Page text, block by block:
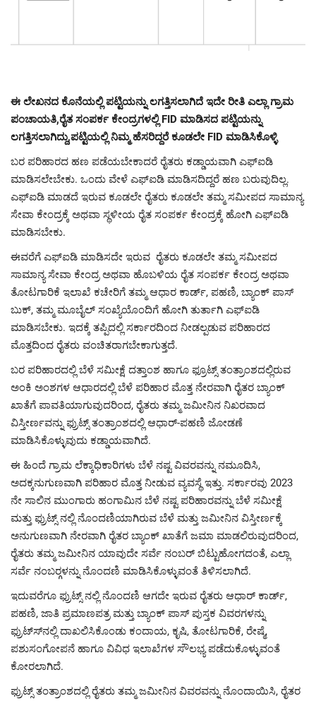
ಈ ಲೇಖನದ ಕೊನೆಯಲ್ಲಿ ಪಟ್ಟಿಯನ್ನು ಲಗತ್ತಿಸಲಾಗಿದೆ ಇದೇ ರೀತಿ ಎಲ್ಲಾ ಗ್ರಾಮ
ಪಂಚಾಯತಿ,ರೈತ ಸಂಪರ್ಕ ಕೇಂದ್ರಗಳಲ್ಲಿ FID ಮಾಡಿಸದ ಪಟ್ಟಿಯನ್ನು
ಲಗತ್ತಿಸಲಾಗಿದ್ದು,ಪಟ್ಟಿಯಲ್ಲಿ ನಿಮ್ಮ ಹೆಸರಿದ್ದರೆ ಕೂಡಲೇ FID ಮಾಡಿಸಿಕೊಳ್ಳಿ
ಬರ ಪರಿಹಾರದ ಹಣ ಪಡೆಯಬೇಕಾದರೆ ರೈತರು ಕಡ್ಡಾಯವಾಗಿ ಎಫ್‌ಐಡಿ
ಮಾಡಿಸಲೇಬೇಕು. ಒಂದು ವೇಳೆ ಎಫ್‌ಐಡಿ ಮಾಡಿಸದಿದ್ದರೆ ಹಣ ಬರುವುದಿಲ್ಲ.
ಎಫ್‌ಐಡಿ ಮಾಡದೆ ಇರುವ ಕೂಡಲೇ ರೈತರು ಕೂಡಲೇ ತಮ್ಮ ಸಮೀಪದ ಸಾಮಾನ್ಯ
ಸೇವಾ ಕೇಂದ್ರಕ್ಕೆ ಅಥವಾ ಸ್ಥಳೀಯ ರೈತ ಸಂಪರ್ಕ ಕೇಂದ್ರಕ್ಕೆ ಹೋಗಿ ಎಫ್‌ಐಡಿ
ಮಾಡಿಸಬೇಕು.
ಈವರೆಗೆ ಎಫ್‌ಐಡಿ ಮಾಡಿಸದೇ ಇರುವ ರೈತರು ಕೂಡಲೇ ತಮ್ಮ ಸಮೀಪದ
ಸಾಮಾನ್ಯ ಸೇವಾ ಕೇಂದ್ರ ಅಥವಾ ಹೊಬಳಿಯ ರೈತ ಸಂಪರ್ಕ ಕೇಂದ್ರ ಅಥವಾ
ತೋಟಗಾರಿಕೆ ಇಲಾಖೆ ಕಚೇರಿಗೆ ತಮ್ಮ ಆಧಾರ ಕಾರ್ಡ್​, ಪಹಣಿ, ಬ್ಯಾಂಕ್ ಪಾಸ್
ಬುಕ್, ತಮ್ಮ ಮೂಬೈಲ್ ಸಂಖ್ಯೆಯೊಂದಿಗೆ ಹೋಗಿ ತುರ್ತಾಗಿ ಎಫ್‌ಐಡಿ
ಮಾಡಿಸಬೇಕು. ಇದಕ್ಕೆ ತಪ್ಪಿದಲ್ಲಿ ಸರ್ಕಾರದಿಂದ ನೀಡಲ್ಪಡುವ ಪರಿಹಾರದ
ಮೊತ್ತದಿಂದ ರೈತರು ವಂಚಿತರಾಗಬೇಕಾಗುತ್ತದೆ.
ಬರ ಪರಿಹಾರದಲ್ಲಿ ಬೆಳೆ ಸಮೀಕ್ಷೆ ದತ್ತಾಂಶ ಹಾಗೂ ಫ್ರೂಟ್ಸ್ ತಂತ್ರಾಂಶದಲ್ಲಿರುವ
ಅಂಕಿ ಅಂಶಗಳ ಆಧಾರದಲ್ಲಿ ಬೆಳೆ ಪರಿಹಾರ ಮೊತ್ತ ನೇರವಾಗಿ ರೈತರ ಬ್ಯಾಂಕ್
ಖಾತೆಗೆ ಪಾವತಿಯಾಗುವುದರಿಂದ, ರೈತರು ತಮ್ಮ ಜಮೀನಿನ ನಿಖರವಾದ
ವಿಸ್ತೀರ್ಣವನ್ನು ಫ್ರುಟ್ಸ್ ತಂತ್ರಾಂಶದಲ್ಲಿ ಆಧಾರ್-ಪಹಣಿ ಜೋಡಣೆ
ಮಾಡಿಸಿಕೊಳ್ಳುವುದು ಕಡ್ಡಾಯವಾಗಿದೆ.
ಈ ಹಿಂದೆ ಗ್ರಾಮ ಲೆಕ್ಕಾಧಿಕಾರಿಗಳು ಬೆಳೆ ನಷ್ಟ ವಿವರವನ್ನು ನಮೂದಿಸಿ,
ಅದಕ್ಕನುಗುಣವಾಗಿ ಪರಿಹಾರ ಮೊತ್ತ ನೀಡುವ ವ್ಯವಸ್ಥೆ ಇತ್ತು. ಸರ್ಕಾರವು 2023
ನೇ ಸಾಲಿನ ಮುಂಗಾರು ಹಂಗಾಮಿನ ಬೆಳೆ ನಷ್ಟ ಪರಿಹಾರವನ್ನು ಬೆಳೆ ಸಮೀಕ್ಷೆ
ಮತ್ತು ಫ್ರುಟ್ಸ್ ನಲ್ಲಿ ನೊಂದಣಿಯಾಗಿರುವ ಬೆಳೆ ಮತ್ತು ಜಮೀನಿನ ವಿಸ್ತೀರ್ಣಕ್ಕೆ
ಅನುಗುಣವಾಗಿ ನೇರವಾಗಿ ರೈತರ ಬ್ಯಾಂಕ್ ಖಾತೆಗೆ ಜಮಾ ಮಾಡಲಿರುವುದರಿಂದ,
ರೈತರು ತಮ್ಮ ಜಮೀನಿನ ಯಾವುದೇ ಸರ್ವೆ ನಂಬರ್ ಬಿಟ್ಟುಹೋಗದಂತೆ, ಎಲ್ಲಾ
ಸರ್ವೆ ನಂಬರ್‍ಗಳನ್ನು ನೊಂದಣಿ ಮಾಡಿಸಿಕೊಳ್ಳುವಂತೆ ತಿಳಿಸಲಾಗಿದೆ.
ಇದುವರೆಗೂ ಫ್ರುಟ್ಸ್ ನಲ್ಲಿ ನೊಂದಣಿ ಆಗದೇ ಇರುವ ರೈತರು ಆಧಾರ್ ಕಾರ್ಡ್,
ಪಹಣಿ, ಜಾತಿ ಪ್ರಮಾಣಪತ್ರ ಮತ್ತು ಬ್ಯಾಂಕ್ ಪಾಸ್ ಪುಸ್ತಕ ವಿವರಗಳನ್ನು
ಫ್ರುಟ್ಸ್‍ನಲ್ಲಿ ದಾಖಲಿಸಿಕೊಂಡು ಕಂದಾಯ, ಕೃಷಿ, ತೋಟಗಾರಿಕೆ, ರೇಷ್ಮೆ,
ಪಶುಸಂಗೋಪನೆ ಹಾಗೂ ವಿವಿಧ ಇಲಾಖೆಗಳ ಸೌಲಭ್ಯ ಪಡೆದುಕೊಳ್ಳುವಂತೆ
ಕೋರಲಾಗಿದೆ.
ಫ್ರುಟ್ಸ್ ತಂತ್ರಾಂಶದಲ್ಲಿ ರೈತರು ತಮ್ಮ ಜಮೀನಿನ ವಿವರವನ್ನು ನೊಂದಾಯಿಸಿ, ರೈತರ